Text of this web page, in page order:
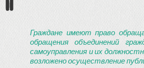
Граждане имеют право
обращения объединений
самоуправления и их
возложено осуществление